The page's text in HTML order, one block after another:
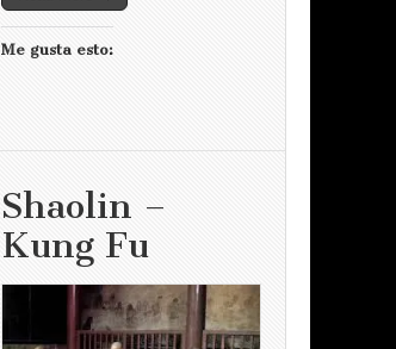
Me gusta esto:
Shaolin –
Kung Fu